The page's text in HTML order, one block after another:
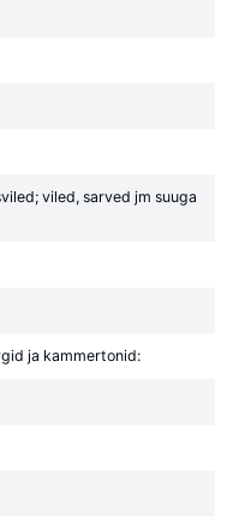
viled, sarved jm suuga
ja kammertonid: